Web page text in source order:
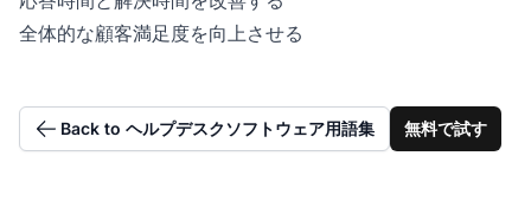
全体的な顧客満足度を向上させる
Back to ヘルプデスクソフトウェア用語集 無料で試す